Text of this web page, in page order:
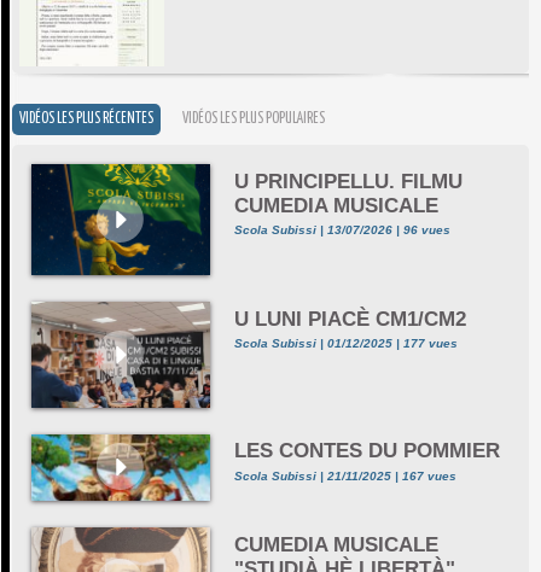
VIDÉOS LES PLUS RÉCENTES VIDÉOS LES PLUS POPULAIRES
U PRINCIPELLU. FILMU
CUMEDIA MUSICALE
Scola Subissi | 13/07/2026 | 96 vues
U LUNI PIACÈ CM1/CM2
Scola Subissi | 01/12/2025 | 177 vues
LES CONTES DU POMMIER
Scola Subissi | 21/11/2025 | 167 vues
CUMEDIA MUSICALE